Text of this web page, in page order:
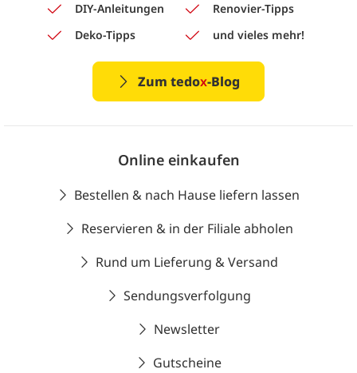
DIY-Anleitungen
Renovier-Tipps
Deko-Tipps
und vieles mehr!
Zum tedox-Blog
Online einkaufen
Bestellen & nach Hause liefern lassen
Reservieren & in der Filiale abholen
Rund um Lieferung & Versand
Sendungsverfolgung
Newsletter
Gutscheine